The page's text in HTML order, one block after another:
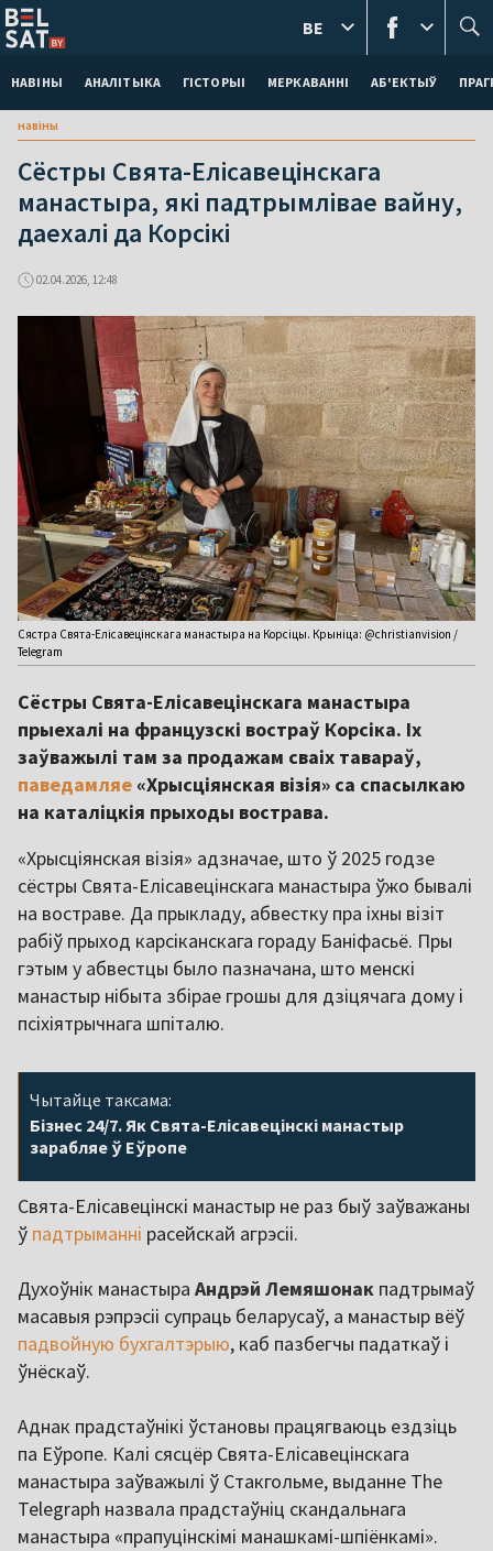
НАВІНЫ АНАЛІТЫКА ГІСТОРЫІ МЕРКАВАННI АБ'ЕКТЫЎ
BE
навіны
Сёстры Свята-Елісавецінскага
манастыра, які падтрымлівае вайну,
даехалі да Корсікі
02.04.2026, 12:48
Сястра Свята-Елісавецінскага манастыра на Корсіцы. Крыніца: @christianvision /
Telegram
Сёстры Свята-Елісавецінскага манастыра
прыехалі на французскі востраў Корсіка. Іх
заўважылі там за продажам сваіх тавараў,
паведамляе «Хрысціянская візія» са спасылкаю
на каталіцкія прыходы вострава.
«Хрысціянская візія» адзначае, што ў 2025 годзе
сёстры Свята-Елісавецінскага манастыра ўжо бывалі
на востраве. Да прыкладу, абвестку пра іхны візіт
рабіў прыход карсіканскага гораду Баніфасьё. Пры
гэтым у абвестцы было пазначана, што менскі
манастыр нібыта збірае грошы для дзіцячага дому і
псіхіятрычнага шпіталю.
Чытайце таксама:
Бізнес 24/7. Як Свята-Елісавецінскі манастыр
зарабляе ў Еўропе
Свята-Елісавецінскі манастыр не раз быў заўважаны
ў падтрыманні расейскай агрэсіі.
Духоўнік манастыра Андрэй Лемяшонак падтрымаў
масавыя рэпрэсіі супраць беларусаў, а манастыр вёў
падвойную бухгалтэрыю, каб пазбегчы падаткаў і
ўнёскаў.
Аднак прадстаўнікі ўстановы працягваюць ездзіць
па Еўропе. Калі сясцёр Свята-Елісавецінскага
манастыра заўважылі ў Стакгольме, выданне The
Telegraph назвала прадстаўніц скандальнага
манастыра «прапуцінскімі манашкамі-шпіёнкамі».